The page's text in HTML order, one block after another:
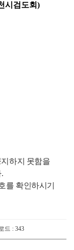
시검도회)
하지 못함을
를 확인하시기
드 : 343